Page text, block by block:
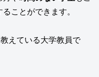
ことができます。
えている大学教員で